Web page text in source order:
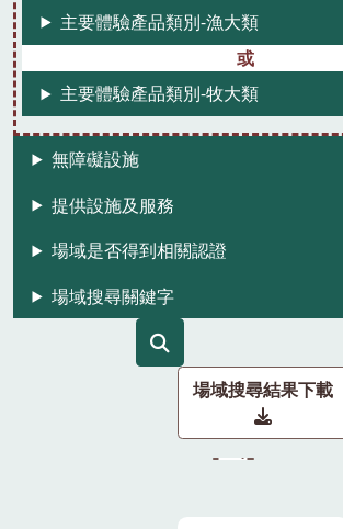
主要體驗產品類別-漁大類
主要體驗產品類別-牧大類
無障礙設施
提供設施及服務
場域是否得到相關認證
場域搜尋關鍵字
場域搜尋結果下載